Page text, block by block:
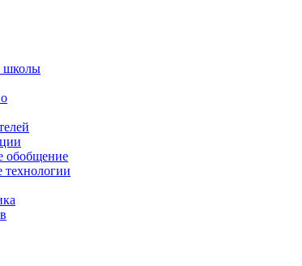
школы
обобщение
технологии